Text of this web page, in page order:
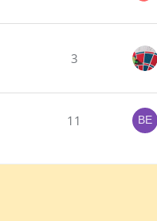
3
11